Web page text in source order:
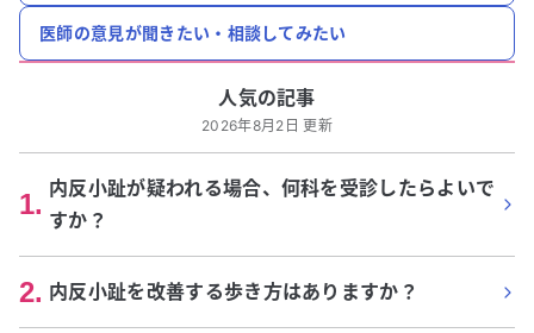
医師の意見が聞きたい・相談してみたい
人気の記事
2026年8月2日 更新
1. 内反小趾が疑われる場合、何科を受診したらよいで
すか？
2. 内反小趾を改善する歩き方はありますか？